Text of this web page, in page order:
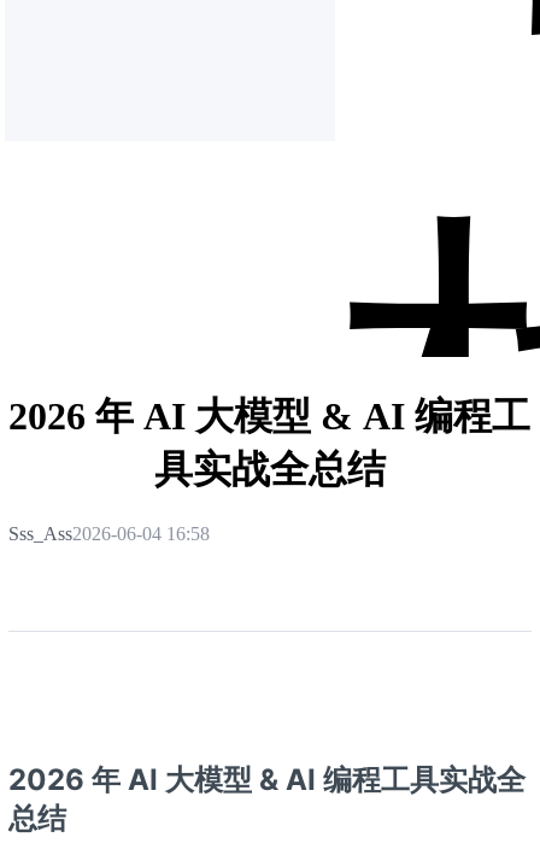
2026 年 AI 大模型 & AI 编程工
具实战全总结
Sss_Ass2026-06-04 16:58
2026 年 AI 大模型 & AI 编程工具实战全
总结